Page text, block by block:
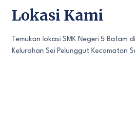
Lokasi Kami
Temukan lokasi SMK Negeri 5 Batam
Kelurahan Sei Pelunggut Kecamatan